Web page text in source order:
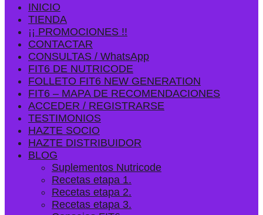
INICIO
TIENDA
¡¡ PROMOCIONES !!
CONTACTAR
CONSULTAS / WhatsApp
FIT6 DE NUTRICODE
FOLLETO FIT6 NEW GENERATION
FIT6 – MAPA DE RECOMENDACIONES
ACCEDER / REGISTRARSE
TESTIMONIOS
HAZTE SOCIO
HAZTE DISTRIBUIDOR
BLOG
Suplementos Nutricode
Recetas etapa 1.
Recetas etapa 2.
Recetas etapa 3.